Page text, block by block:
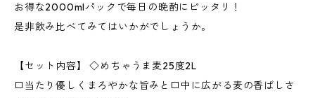
お得な2000mlパックで毎日の晩酌にピッタリ！
是非飲み比べてみてはいかがでしょうか。
【セット内容】 ◇めちゃうま麦25度2L
口当たり優しくまろやかな旨みと口中に広がる麦の香ばしさ